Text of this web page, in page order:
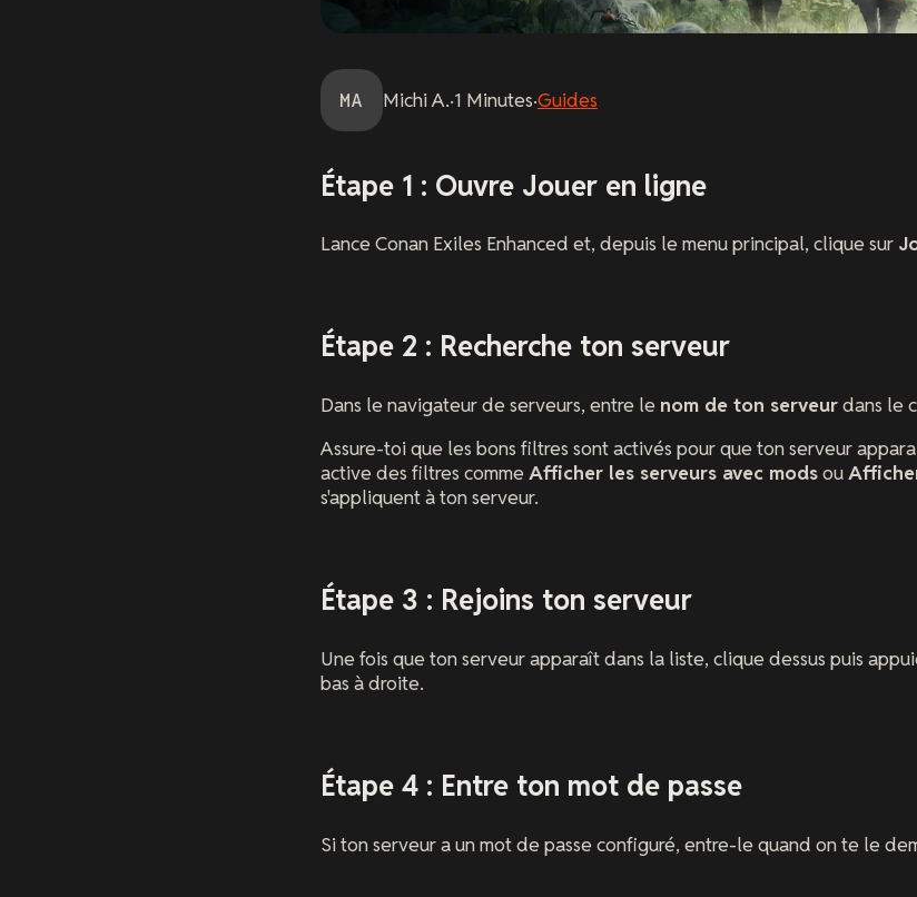
MA MichiA.·1 Minutes·Guides
Étape 1 : Ouvre Jouer en ligne
Lance Conan Exiles Enhanced et, depuis le menu principal, clique sur
Étape 2 : Recherche ton serveur
Dans le navigateur de serveurs, entre le nom de ton serveurdans le
Assure-toi que les bons filtres sont activés pour que ton serveur
active des filtres comme Afficher les serveurs avec modsou
s'appliquent à ton serveur.
Étape 3 : Rejoins ton serveur
Une fois que ton serveur apparaît dans la liste, clique dessus puis
bas à droite.
Étape 4 : Entre ton mot de passe
Si ton serveur a un mot de passe configuré, entre-le quand on te le